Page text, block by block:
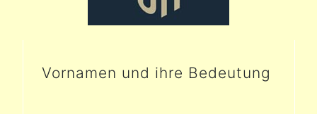
Vornamen und ihre Bedeutung